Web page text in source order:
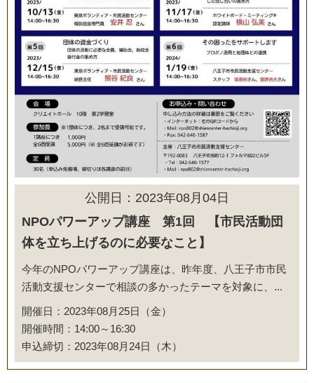
公開日：2023年08月04日
NPOパワーアップ講座 第1回 【市民活動団
体を立ち上げるのに必要なこと】
今年のNPOパワーアップ講座は、昨年度、八王子市市民
活動支援センターで相談の多かったテーマを対象に、...
開催日：2023年08月25日（金）
開催時間：14:00～16:30
申込締切：2023年08月24日（木）